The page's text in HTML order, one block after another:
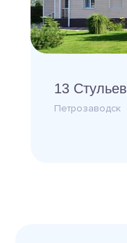
13 Стульев
Петрозаводск